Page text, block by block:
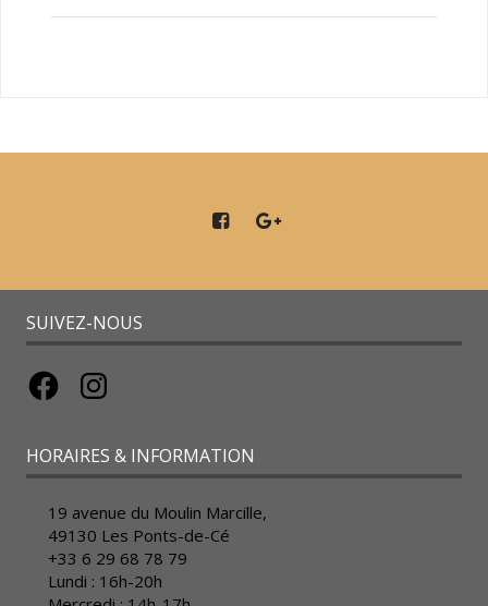
SUIVEZ-NOUS
FacebookInstagram
HORAIRES & INFORMATION
19 avenue du Moulin Marcille,
49130 Les Ponts-de-Cé
+33 6 29 68 78 79
Lundi : 16h-20h